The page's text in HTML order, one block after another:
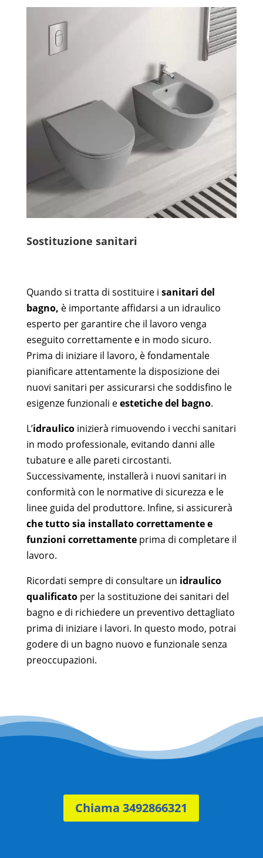
Sostituzione sanitari
Quando si tratta di sostituire i sanitari del
bagno, è importante affidarsi a un idraulico
esperto per garantire che il lavoro venga
eseguito correttamente e in modo sicuro.
Prima di iniziare il lavoro, è fondamentale
pianificare attentamente la disposizione dei
nuovi sanitari per assicurarsi che soddisfino le
esigenze funzionali eestetiche del bagno.
L’idraulico inizierà rimuovendo i vecchi sanitari
in modo professionale, evitando danni alle
tubature e alle pareti circostanti.
Successivamente, installerà i nuovi sanitari in
conformità con le normative di sicurezza e le
linee guida del produttore. Infine, si assicurerà
che tutto sia installato correttamente e
funzioni correttamenteprima di completare il
lavoro.
Ricordati sempre di consultare un idraulico
qualificato per la sostituzione dei sanitari del
bagno e di richiedere un preventivo dettagliato
prima di iniziare i lavori. In questo modo, potrai
godere di un bagno nuovo e funzionale senza
preoccupazioni.
Chiama 3492866321